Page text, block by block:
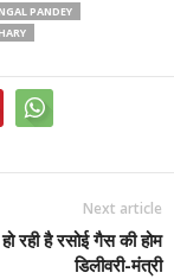
PANDEY
Next article
रही है रसोई गैस की होम
डिलीवरी-मंत्री